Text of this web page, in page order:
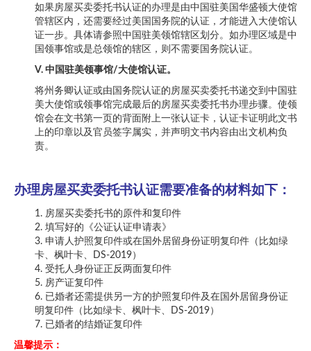
如果房屋买卖委托书认证的办理是由中国驻美国华盛顿大使馆
管辖区内，还需要经过美国国务院的认证，才能进入大使馆认
证一步。具体请参照中国驻美领馆辖区划分。如办理区域是中
国领事馆或是总领馆的辖区，则不需要国务院认证。
V. 中国驻美领事馆/大使馆认证。
将州务卿认证或由国务院认证的房屋买卖委托书递交到中国驻
美大使馆或领事馆完成最后的房屋买卖委托书办理步骤。使领
馆会在文书第一页的背面附上一张认证卡，认证卡证明此文书
上的印章以及官员签字属实，并声明文书内容由出文机构负
责。
办理房屋买卖委托书认证需要准备的材料如下：
1. 房屋买卖委托书的原件和复印件
2. 填写好的《公证认证申请表》
3. 申请人护照复印件或在国外居留身份证明复印件（比如绿
卡、枫叶卡、DS-2019）
4. 受托人身份证正反两面复印件
5. 房产证复印件
6. 已婚者还需提供另一方的护照复印件及在国外居留身份证
明复印件（比如绿卡、枫叶卡、DS-2019）
7. 已婚者的结婚证复印件
温馨提示：